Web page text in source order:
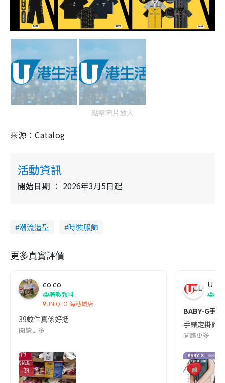
點擊圖片放大
來源：Catalog
活動資訊
開始日期 2026年3月5日起
潮流造型 時裝服飾
更多真實評價
co co
著數報料
UNIQLO 海港城店
39蚊件真係好抵
閱讀更多
U
美
BABY-G手
手錶定掛飾
閱讀更多